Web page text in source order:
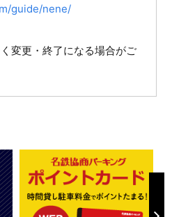
guide/nene/
変更・終了になる場合がご